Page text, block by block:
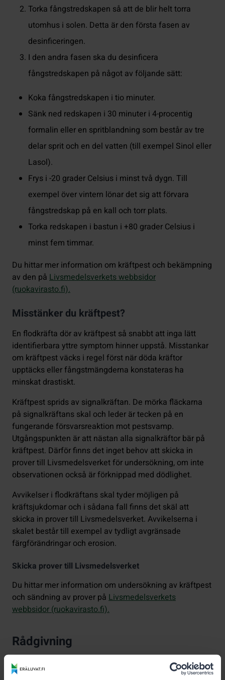
Torka fångstredskapen så att de blir helt torra
utomhus i solen. Detta är den första fasen av
desinficeringen.
I den andra fasen ska du desinficera
fångstredskapen på något av följande sätt:
Koka fångstredskapen i tio minuter.
Sänk ned redskapen i 30 minuter i 4-procentig
formalin eller en spritblandning som består av tre
delar sprit och en del vatten (till exempel Sinol eller
Lasol).
Frys i -20 grader Celsius i minst två dygn. Till
exempel över vintern lönar det sig att förvara
fångstredskap på en kall och torr plats.
Torka redskapen i bastun i +80 grader Celsius i
minst fem timmar.
Du hittar mer information om kräftpest och bekämpning
av den på Livsmedelsverkets webbsidor
(ruokavirasto.fi).
Misstänker du kräftpest?
En flodkräfta dör av kräftpest så snabbt att inga lätt
identifierbara yttre symptom hinner uppstå. Misstankar
om kräftpest väcks i regel först när döda kräftor
upptäcks eller fångstmängderna konstateras ha
minskat drastiskt.
Kräftpest sprids av signalkräftan. De mörka fläckarna
på signalkräftans skal och leder är tecken på en
fungerande försvarsreaktion mot pestsvamp.
Utgångspunkten är att nästan alla signalkräftor bär på
kräftpest. Därför finns det inget behov att skicka in
prover till Livsmedelsverket för undersökning, om inte
observationen också är förknippad med dödlighet.
Avvikelser i flodkräftans skal tyder möjligen på
kräftsjukdomar och i sådana fall finns det skäl att
skicka in prover till Livsmedelsverket. Avvikelserna i
skalet består till exempel av tydligt avgränsade
färgförändringar och erosion.
Skicka prover till Livsmedelsverket
Du hittar mer information om undersökning av kräftpest
och sändning av prover på Livsmedelsverkets
webbsidor (ruokavirasto.fi).
Rådgivning